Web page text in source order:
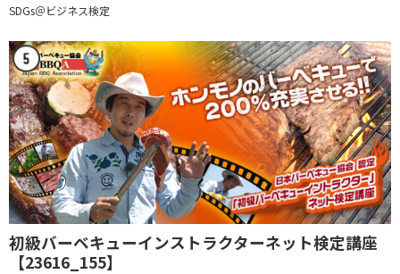
SDGs＠ビジネス検定
初級バーベキューインストラクターネット検定講座
【23616_155】